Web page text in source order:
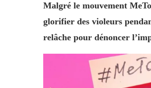
Malgré le mouvement
glorifier des violeurs
relâche pour dénoncer